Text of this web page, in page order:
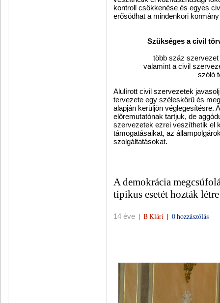
kontroll csökkenése és egyes
erősödhat a mindenkori
Szükséges a civil
több száz szervezet
valamint a civil
szóló
Alulírott civil szervezetek
tervezete egy széleskörű és
alapján kerüljön véglegesítésre.
előremutatónak tartjuk, de
szervezetek ezrei veszíthetik el
támogatásaikat, az
szolgáltatásokat.
A demokrácia
tipikus esetét hozták
14 éve | B Klári | 0 hozzászólás